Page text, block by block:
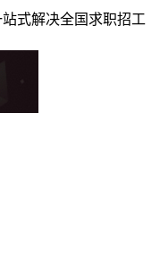
式解决全国求职招工